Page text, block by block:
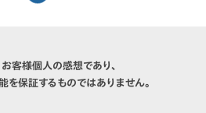
客様個人の感想であり、
を保証するものではありません。